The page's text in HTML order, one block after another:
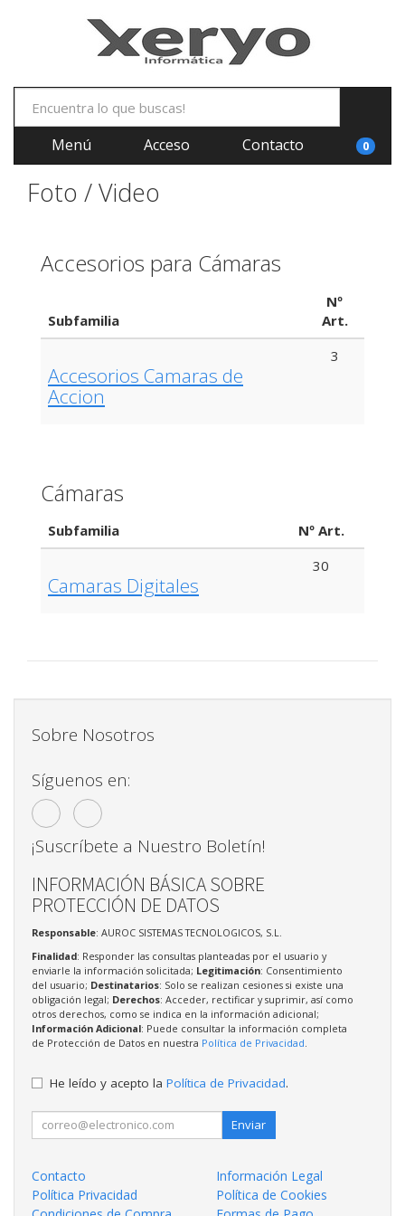
Menú Acceso Contacto 0
Foto / Video
Accesorios para Cámaras
Subfamilia
Nº
Art.
Accesorios Camaras de
Accion
3
Cámaras
Subfamilia Nº Art.
Camaras Digitales
30
Sobre Nosotros
Síguenos en:
¡Suscríbete a Nuestro Boletín!
INFORMACIÓN BÁSICA SOBRE
PROTECCIÓN DE DATOS
Responsable: AUROC SISTEMAS TECNOLOGICOS, S.L.
Finalidad: Responder las consultas planteadas por el usuario y
enviarle la información solicitada; Legitimación: Consentimiento
del usuario; Destinatarios: Solo se realizan cesiones si existe una
obligación legal; Derechos: Acceder, rectificar y suprimir, así como
otros derechos, como se indica en la información adicional;
Información Adicional: Puede consultar la información completa
de Protección de Datos en nuestra Política de Privacidad.
He leído y acepto la Política de Privacidad.
Enviar
Contacto
Información Legal
Política Privacidad
Política de Cookies